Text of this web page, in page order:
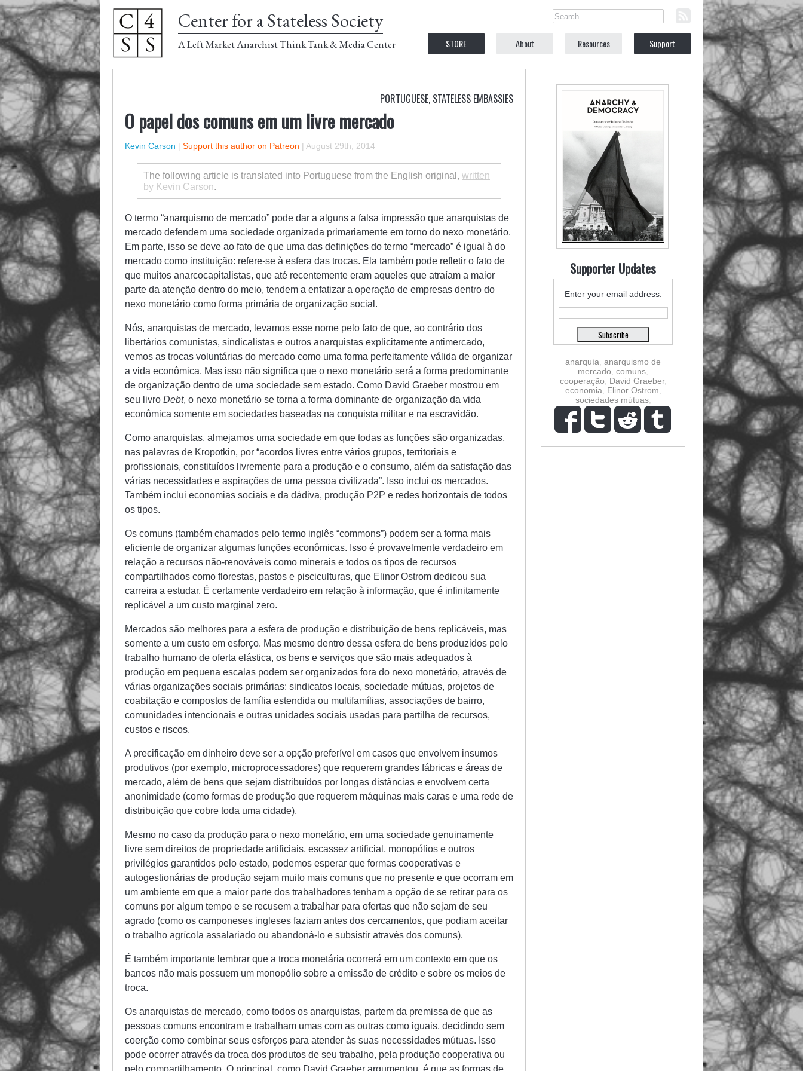
Center for a Stateless Society
A Left Market Anarchist Think Tank & Media Center STORE About Resources Support
PORTUGUESE, STATELESS EMBASSIES
O papel dos comuns em um livre mercado
Kevin Carson | Support this author on Patreon | August 29th, 2014
The following article is translated into Portuguese from the English original, written
by Kevin Carson.
O termo “anarquismo de mercado” pode dar a alguns a falsa impressão que anarquistas de
mercado defendem uma sociedade organizada primariamente em torno do nexo monetário.
Em parte, isso se deve ao fato de que uma das definições do termo “mercado” é igual à do
mercado como instituição: refere-se à esfera das trocas. Ela também pode refletir o fato de
que muitos anarcocapitalistas, que até recentemente eram aqueles que atraíam a maior
parte da atenção dentro do meio, tendem a enfatizar a operação de empresas dentro do
nexo monetário como forma primária de organização social.
Nós, anarquistas de mercado, levamos esse nome pelo fato de que, ao contrário dos
libertários comunistas, sindicalistas e outros anarquistas explicitamente antimercado,
vemos as trocas voluntárias do mercado como uma forma perfeitamente válida de organizar
a vida econômica. Mas isso não significa que o nexo monetário será a forma predominante
de organização dentro de uma sociedade sem estado. Como David Graeber mostrou em
seu livro Debt, o nexo monetário se torna a forma dominante de organização da vida
econômica somente em sociedades baseadas na conquista militar e na escravidão.
Como anarquistas, almejamos uma sociedade em que todas as funções são organizadas,
nas palavras de Kropotkin, por “acordos livres entre vários grupos, territoriais e
profissionais, constituídos livremente para a produção e o consumo, além da satisfação das
várias necessidades e aspirações de uma pessoa civilizada”. Isso inclui os mercados.
Também inclui economias sociais e da dádiva, produção P2P e redes horizontais de todos
os tipos.
Os comuns (também chamados pelo termo inglês “commons”) podem ser a forma mais
eficiente de organizar algumas funções econômicas. Isso é provavelmente verdadeiro em
relação a recursos não-renováveis como minerais e todos os tipos de recursos
compartilhados como florestas, pastos e pisciculturas, que Elinor Ostrom dedicou sua
carreira a estudar. É certamente verdadeiro em relação à informação, que é infinitamente
replicável a um custo marginal zero.
Mercados são melhores para a esfera de produção e distribuição de bens replicáveis, mas
somente a um custo em esforço. Mas mesmo dentro dessa esfera de bens produzidos pelo
trabalho humano de oferta elástica, os bens e serviços que são mais adequados à
produção em pequena escalas podem ser organizados fora do nexo monetário, através de
várias organizações sociais primárias: sindicatos locais, sociedade mútuas, projetos de
coabitação e compostos de família estendida ou multifamílias, associações de bairro,
comunidades intencionais e outras unidades sociais usadas para partilha de recursos,
custos e riscos.
A precificação em dinheiro deve ser a opção preferível em casos que envolvem insumos
produtivos (por exemplo, microprocessadores) que requerem grandes fábricas e áreas de
mercado, além de bens que sejam distribuídos por longas distâncias e envolvem certa
anonimidade (como formas de produção que requerem máquinas mais caras e uma rede de
distribuição que cobre toda uma cidade).
Mesmo no caso da produção para o nexo monetário, em uma sociedade genuinamente
livre sem direitos de propriedade artificiais, escassez artificial, monopólios e outros
privilégios garantidos pelo estado, podemos esperar que formas cooperativas e
autogestionárias de produção sejam muito mais comuns que no presente e que ocorram em
um ambiente em que a maior parte dos trabalhadores tenham a opção de se retirar para os
comuns por algum tempo e se recusem a trabalhar para ofertas que não sejam de seu
agrado (como os camponeses ingleses faziam antes dos cercamentos, que podiam aceitar
o trabalho agrícola assalariado ou abandoná-lo e subsistir através dos comuns).
É também importante lembrar que a troca monetária ocorrerá em um contexto em que os
bancos não mais possuem um monopólio sobre a emissão de crédito e sobre os meios de
troca.
Os anarquistas de mercado, como todos os anarquistas, partem da premissa de que as
pessoas comuns encontram e trabalham umas com as outras como iguais, decidindo sem
coerção como combinar seus esforços para atender às suas necessidades mútuas. Isso
pode ocorrer através da troca dos produtos de seu trabalho, pela produção cooperativa ou
pelo compartilhamento. O principal, como David Graeber argumentou, é que as formas de
Supporter Updates
Enter your email address:
anarquía anarquismo de
mercado comuns
cooperação
David Graeber,
economia
Elinor Ostrom
sociedades mútuas,